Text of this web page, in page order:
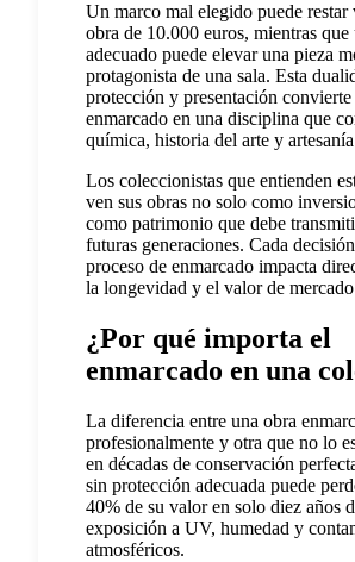
Un marco mal elegido puede restar
obra de 10.000 euros, mientras que
adecuado puede elevar una pieza
protagonista de una sala. Esta
protección y presentación convierte
enmarcado en una disciplina que
química, historia del arte y
Los coleccionistas que entienden
ven sus obras no solo como
como patrimonio que debe
futuras generaciones. Cada
proceso de enmarcado impacta
la longevidad y el valor de
¿Por qué importa el
enmarcado en una
La diferencia entre una obra
profesionalmente y otra que no lo
en décadas de conservación
sin protección adecuada puede
40% de su valor en solo diez años
exposición a UV, humedad y
atmosféricos.